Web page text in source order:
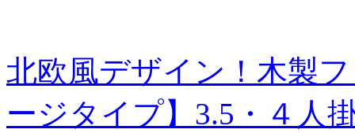
北欧風デザイン！木製
ージタイプ】3.5・４人